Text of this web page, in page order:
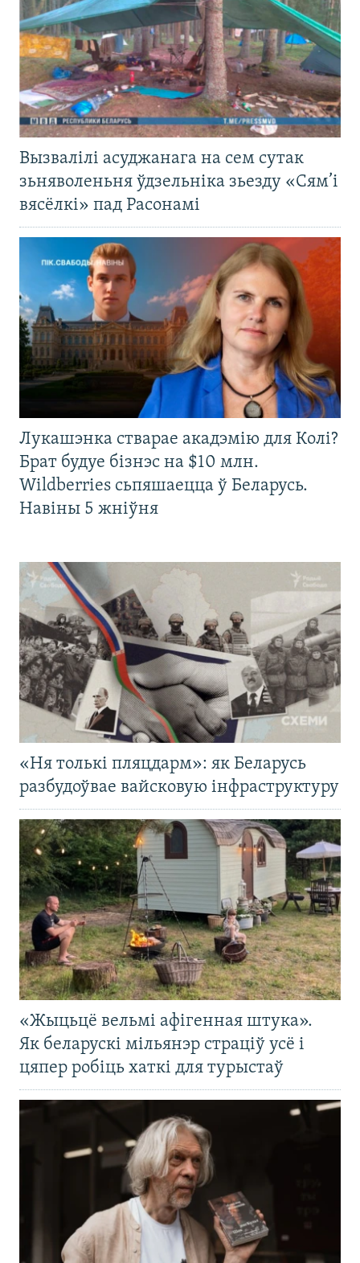
Вызвалілі асуджанага на сем сутак
зьняволеньня ўдзельніка зьезду «Сям’і
вясёлкі» пад Расонамі
Лукашэнка стварае акадэмію для Колі?
Брат будуе бізнэс на $10 млн.
Wildberries сьпяшаецца ў Беларусь.
Навіны 5 жніўня
«Ня толькі пляцдарм»: як Беларусь
разбудоўвае вайсковую інфраструктуру
«Жыцьцё вельмі афігенная штука».
Як беларускі мільянэр страціў усё і
цяпер робіць хаткі для турыстаў